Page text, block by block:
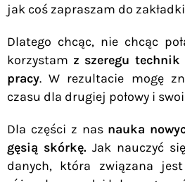
jak coś zapraszam do zakładki
Dlatego chcąc, nie chcąc
korzystam z szeregu
pracy. W rezultacie mogę
czasu dla drugiej połowy i
Dla części z nas nauka
gęsią skórkę. Jak nauczyć
danych, która związana